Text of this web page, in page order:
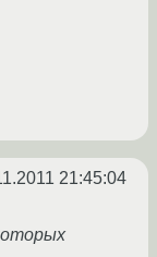
21:45:04